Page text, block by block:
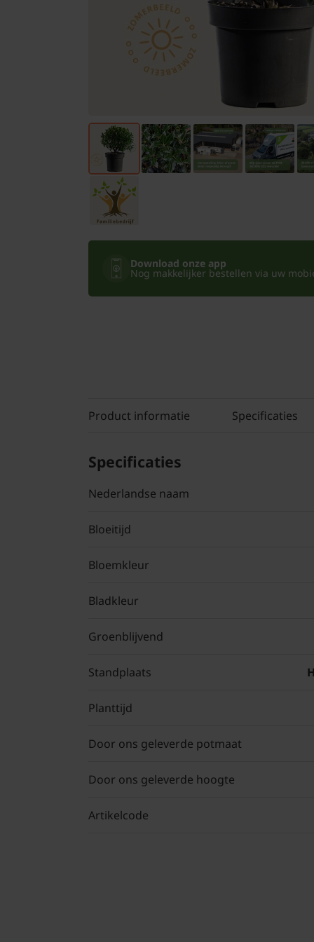
Bomen
Leibomen
Kamerplanten
Bloempotten
Download onze app
Nog makkelijker bestellen via uw
Product informatie Specificaties
Specificaties
Nederlandse naam
Bloeitijd
Bloemkleur
Bladkleur
Groenblijvend
Standplaats
Planttijd
Door ons geleverde potmaat
Door ons geleverde hoogte
Artikelcode